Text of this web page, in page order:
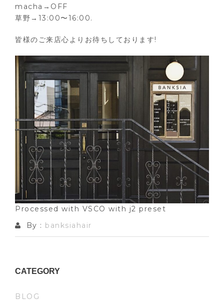
macha→OFF
草野→13:00〜16:00.
皆様のご来店心よりお待ちしております!
Processed with VSCO with j2 preset
By : banksiahair
CATEGORY
BLOG